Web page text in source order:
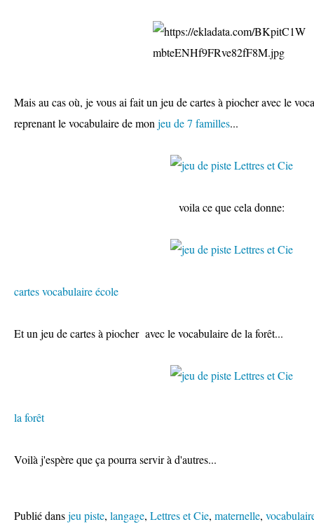
Mais au cas où, je vous ai fait un jeu de cartes à piocher avec le
reprenant le vocabulaire de mon jeu de 7 familles...
voila ce que cela donne:
cartes vocabulaire école
Et un jeu de cartes à piocher avec le vocabulaire de la forêt...
la forêt
Voilà j'espère que ça pourra servir à d'autres...
Publié dansjeu piste, langage, Lettres et Cie, maternelle,